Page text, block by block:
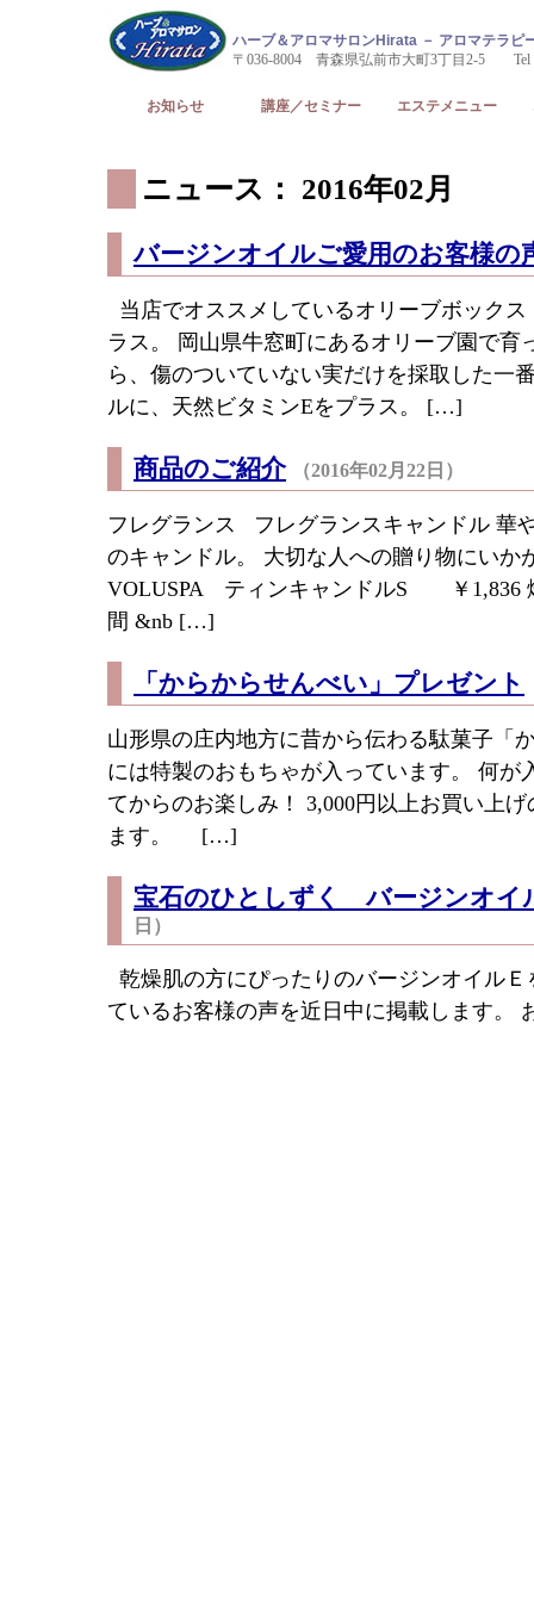
ハーブ＆アロマサロンHirata － アロマテラピ
〒036-8004 青森県弘前市大町3丁目2-5 Tel
お知らせ 講座／セミナー エステメニュー
ニュース： 2016年02月
バージンオイルご愛用のお客様の
当店でオススメしているオリーブボック
ラス。 岡山県牛窓町にあるオリーブ園で育
ら、傷のついていない実だけを採取した一
ルに、天然ビタミンEをプラス。 […]
商品のご紹介 （2016年02月22日）
フレグランス フレグランスキャンドル 華
のキャンドル。 大切な人への贈り物にい
VOLUSPA ティンキャンドルS ￥1,836
間 &nb […]
「からからせんべい」プレゼント
山形県の庄内地方に昔から伝わる駄菓子「
には特製のおもちゃが入っています。 何が
てからのお楽しみ！ 3,000円以上お買い上
ます。 […]
宝石のひとしずく バージンオイ
日）
乾燥肌の方にぴったりのバージンオイル
ているお客様の声を近日中に掲載します。